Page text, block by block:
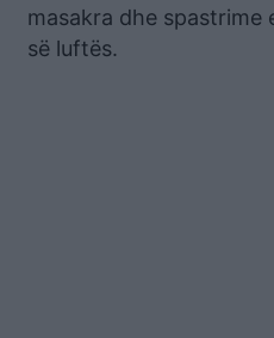
masakra dhe spastrime
së luftës.